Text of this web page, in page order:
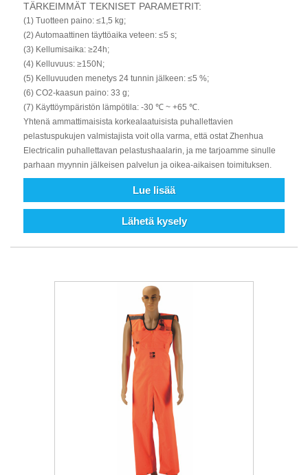
TÄRKEIMMÄT TEKNISET PARAMETRIT:
(1) Tuotteen paino: ≤1,5 ​​kg;
(2) Automaattinen täyttöaika veteen: ≤5 s;
(3) Kellumisaika: ≥24h;
(4) Kelluvuus: ≥150N;
(5) Kelluvuuden menetys 24 tunnin jälkeen: ≤5 %;
(6) CO2-kaasun paino: 33 g;
(7) Käyttöympäristön lämpötila: -30 ℃ ~ +65 ℃.
Yhtenä ammattimaisista korkealaatuisista puhallettavien
pelastuspukujen valmistajista voit olla varma, että ostat Zhenhua
Electricalin puhallettavan pelastushaalarin, ja me tarjoamme sinulle
parhaan myynnin jälkeisen palvelun ja oikea-aikaisen toimituksen.
Lue lisää
Lähetä kysely